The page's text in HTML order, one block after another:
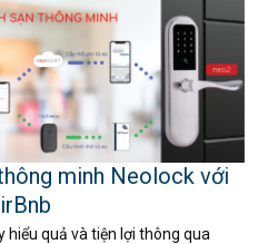
minh Neolock với
hiểu quả và tiện lợi thông qua